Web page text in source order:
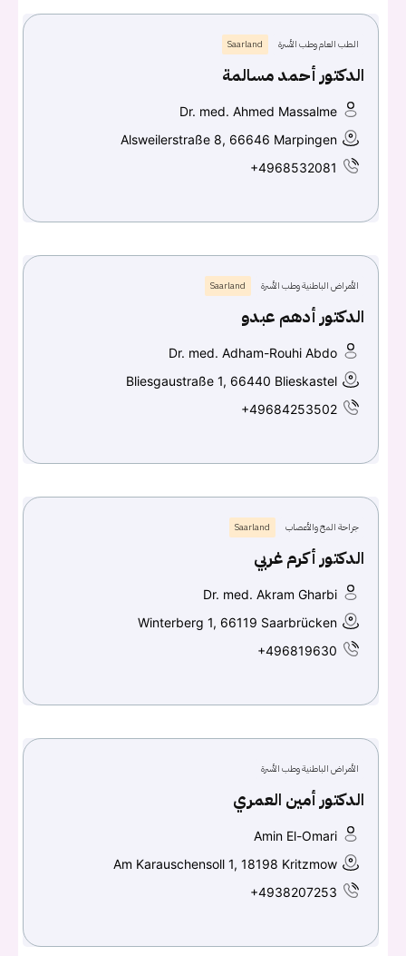
الطب العام وطب الأسرة Saarland
الدكتور أحمد مسالمة
Dr. med. Ahmed Massalme
Alsweilerstraße 8, 66646 Marpingen
+4968532081
الأمراض الباطنية وطب الأسرة Saarland
الدكتور أدهم عبدو
Dr. med. Adham-Rouhi Abdo
Bliesgaustraße 1, 66440 Blieskastel
+49684253502
جراحة المخ والأعصاب Saarland
الدكتور أكرم غربي
Dr. med. Akram Gharbi
Winterberg 1, 66119 Saarbrücken
+496819630
الأمراض الباطنية وطب الأسرة
الدكتور أمين العمري
Amin El-Omari
Am Karauschensoll 1, 18198 Kritzmow
+4938207253